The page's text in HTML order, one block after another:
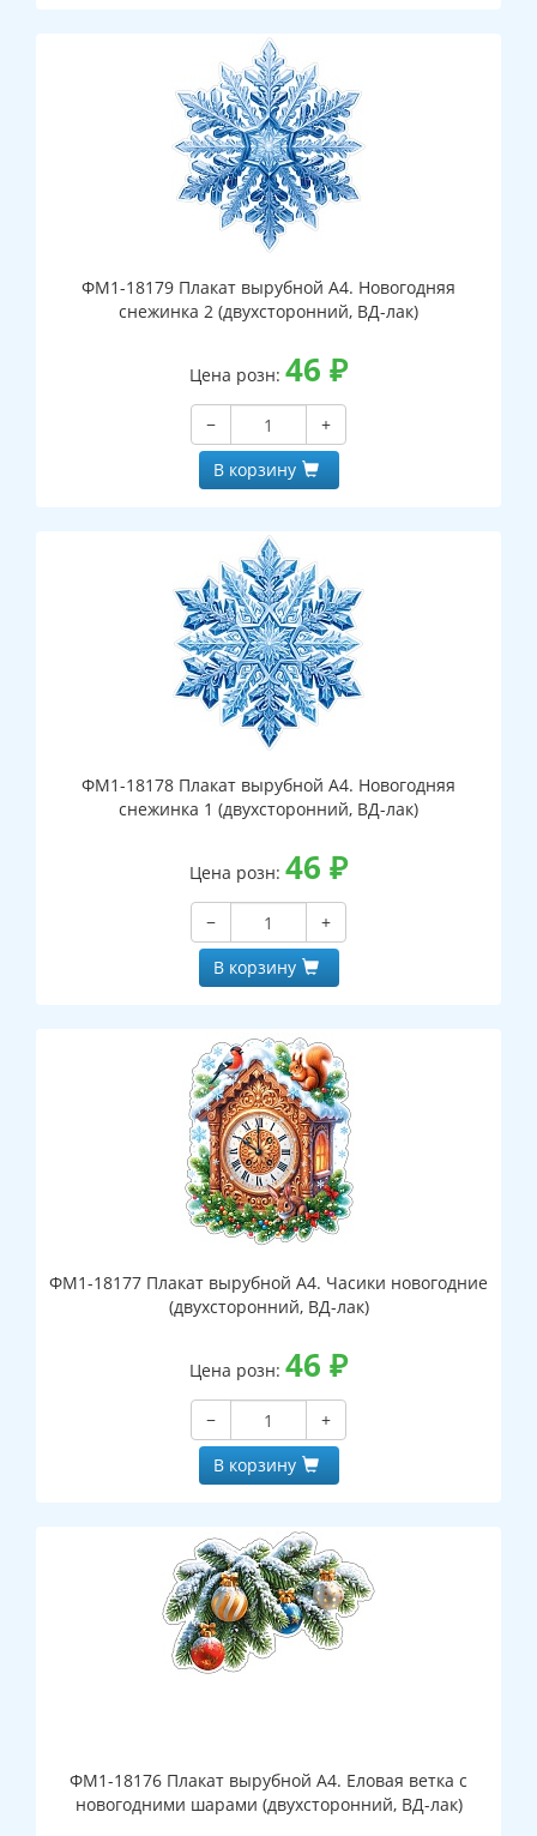
ФМ1-18179 Плакат вырубной А4. Новогодняя
снежинка 2 (двухсторонний, ВД-лак)
Цена розн: 46 ₽
−
+
В корзину
ФМ1-18178 Плакат вырубной А4. Новогодняя
снежинка 1 (двухсторонний, ВД-лак)
Цена розн: 46 ₽
−
+
В корзину
ФМ1-18177 Плакат вырубной А4. Часики новогодние
(двухсторонний, ВД-лак)
Цена розн: 46 ₽
−
+
В корзину
ФМ1-18176 Плакат вырубной А4. Еловая ветка с
новогодними шарами (двухсторонний, ВД-лак)